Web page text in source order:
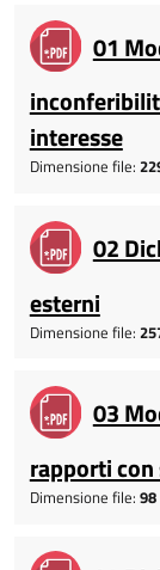
01
interesse
Dimensione file:
02
esterni
Dimensione file:
03
rapporti
Dimensione file: 98